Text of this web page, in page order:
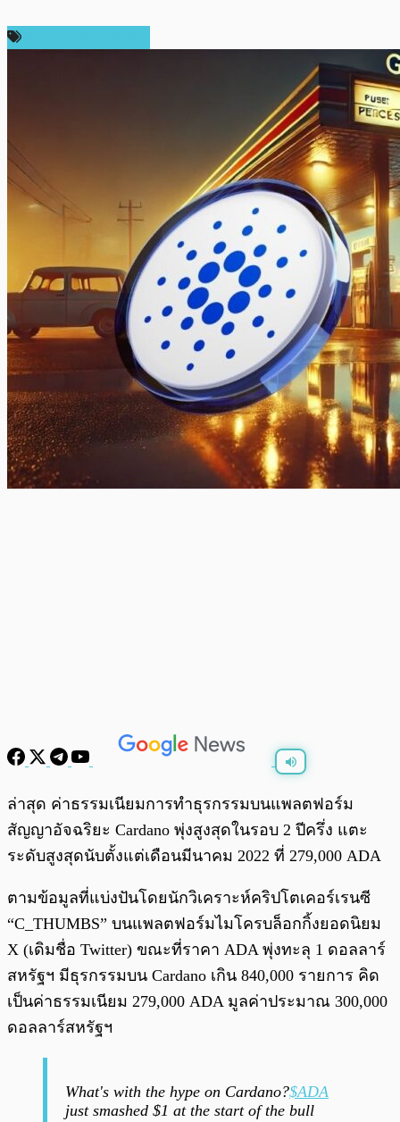
พร้อมเล่น /0:00
ล่าสุด ค่าธรรมเนียมการทำธุรกรรมบนแพลตฟอร์ม
สัญญาอัจฉริยะ Cardano พุ่งสูงสุดในรอบ 2 ปีครึ่ง แตะ
ระดับสูงสุดนับตั้งแต่เดือนมีนาคม 2022 ที่ 279,000 ADA
ตามข้อมูลที่แบ่งปันโดยนักวิเคราะห์คริปโตเคอร์เรนซี
“C_THUMBS” บนแพลตฟอร์มไมโครบล็อกกิ้งยอดนิยม
X (เดิมชื่อ Twitter) ขณะที่ราคา ADA พุ่งทะลุ 1 ดอลลาร์
สหรัฐฯ มีธุรกรรมบน Cardano เกิน 840,000 รายการ คิด
เป็นค่าธรรมเนียม 279,000 ADA มูลค่าประมาณ 300,000
ดอลลาร์สหรัฐฯ
What's with the hype on Cardano?$ADA
just smashed $1 at the start of the bull